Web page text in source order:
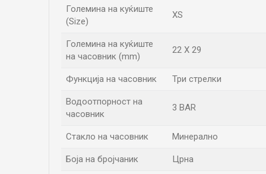
Големина на куќиште
(Size)
XS
Големина на куќиште
на часовник (mm)
22 X 29
Функција на часовник Три стрелки
Водоотпорност на
часовник
3 BAR
Стакло на часовник Минерално
Боја на бројчаник Црна